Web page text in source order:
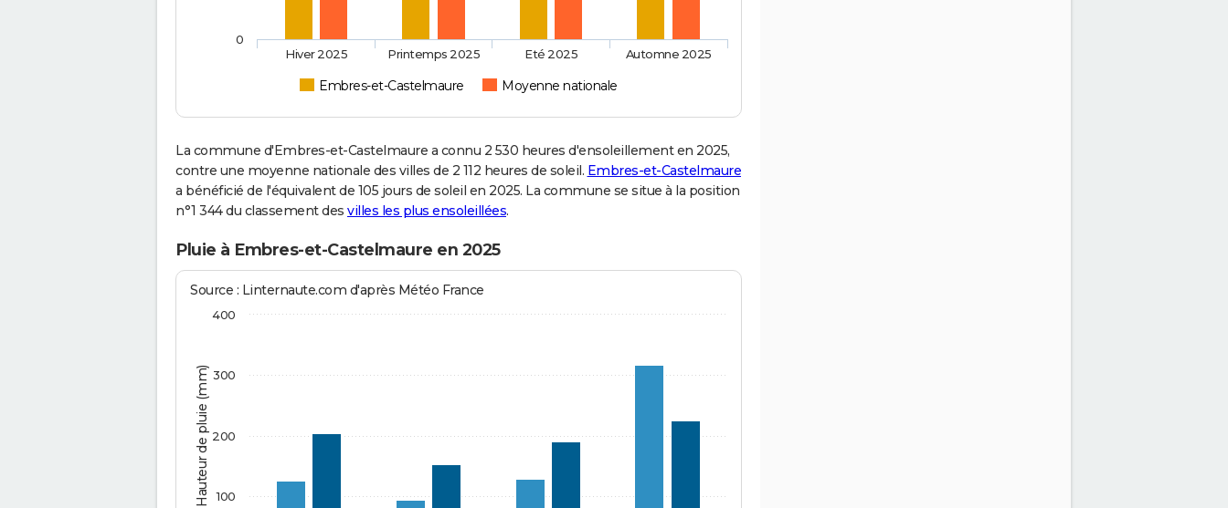
Embres-et-Castelmaure Moyenne nationale
Hiver 2025 Printemps 2025 Eté 2025 Automne 2025
0
La commune d'Embres-et-Castelmaure a connu 2 530 heures d'ensoleillement en 2025,
contre une moyenne nationale des villes de 2 112 heures de soleil. Embres-et-Castelmaure
a bénéficié de l'équivalent de 105 jours de soleil en 2025. La commune se situe à la position
n°1 344 du classement des villes les plus ensoleillées.
Pluie à Embres-et-Castelmaure en 2025
Hauteur de pluie (mm)
Source : Linternaute.com d'après Météo France
100
200
300
400